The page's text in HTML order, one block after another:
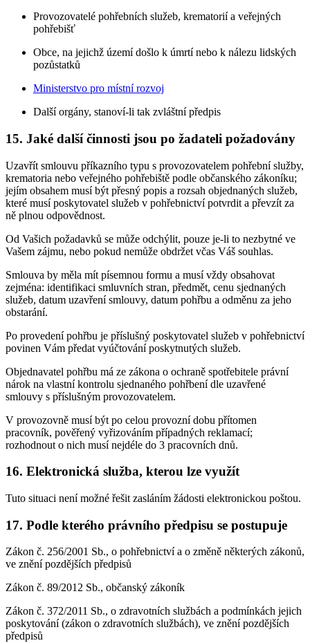
Provozovatelé pohřebních služeb, krematorií a veřejných
pohřebišť
Obce, na jejichž území došlo k úmrtí nebo k nálezu lidských
pozůstatků
Ministerstvo pro místní rozvoj
Další orgány, stanoví-li tak zvláštní předpis
15. Jaké další činnosti jsou po žadateli požadovány
Uzavřít smlouvu příkazního typu s provozovatelem pohřební služby,
krematoria nebo veřejného pohřebiště podle občanského zákoníku;
jejím obsahem musí být přesný popis a rozsah objednaných služeb,
které musí poskytovatel služeb v pohřebnictví potvrdit a převzít za
ně plnou odpovědnost.
Od Vašich požadavků se může odchýlit, pouze je-li to nezbytné ve
Vašem zájmu, nebo pokud nemůže obdržet včas Váš souhlas.
Smlouva by měla mít písemnou formu a musí vždy obsahovat
zejména: identifikaci smluvních stran, předmět, cenu sjednaných
služeb, datum uzavření smlouvy, datum pohřbu a odměnu za jeho
obstarání.
Po provedení pohřbu je příslušný poskytovatel služeb v pohřebnictví
povinen Vám předat vyúčtování poskytnutých služeb.
Objednavatel pohřbu má ze zákona o ochraně spotřebitele právní
nárok na vlastní kontrolu sjednaného pohřbení dle uzavřené
smlouvy s příslušným provozovatelem.
V provozovně musí být po celou provozní dobu přítomen
pracovník, pověřený vyřizováním případných reklamací;
rozhodnout o nich musí nejdéle do 3 pracovních dnů.
16. Elektronická služba, kterou lze využít
Tuto situaci není možné řešit zasláním žádosti elektronickou poštou.
17. Podle kterého právního předpisu se postupuje
Zákon č. 256/2001 Sb., o pohřebnictví a o změně některých zákonů,
ve znění pozdějších předpisů
Zákon č. 89/2012 Sb., občanský zákoník
Zákon č. 372/2011 Sb., o zdravotních službách a podmínkách jejich
poskytování (zákon o zdravotních službách), ve znění pozdějších
předpisů